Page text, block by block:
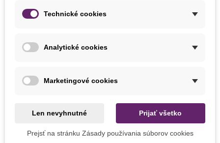
po vyklíčení presadenie do väčšieho kvetináča
klíči okolo 10 - 15 dní pri teplote 18 - 25°C
MOHLI BYSTE EŠTE POTREBOVAŤ
Technické cookies
Analytické cookies
Marketingové cookies
Len nevyhnutné Prijať všetko
Prejsť na stránku Zásady používania súborov cookies